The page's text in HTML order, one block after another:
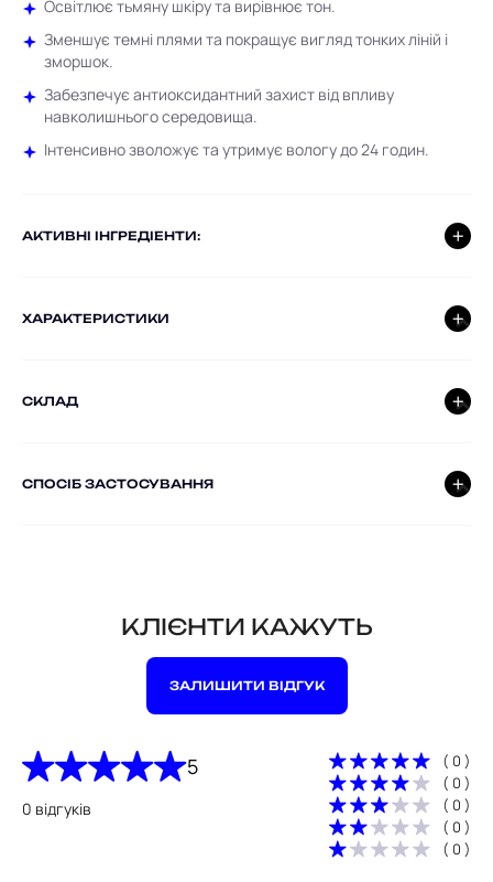
Освітлює тьмяну шкіру та вирівнює тон.​
Зменшує темні плями та покращує вигляд тонких ліній і
зморшок.​
Забезпечує антиоксидантний захист від впливу
навколишнього середовища.​
Інтенсивно зволожує та утримує вологу до 24 годин.​
AКТИВНІ ІНГРЕДІЕНТИ:
ХАРАКТЕРИСТИКИ
СКЛАД
СПОСІБ ЗАСТОСУВАННЯ
КЛІЄНТИ КАЖУТЬ
ЗАЛИШИТИ ВІДГУК
5
0 відгуків
( 0 )
( 0 )
( 0 )
( 0 )
( 0 )